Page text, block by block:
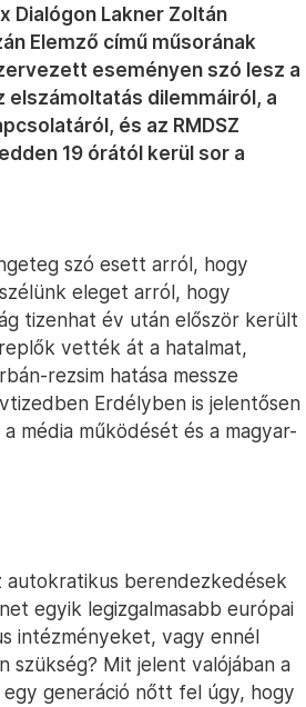
Lakner Zoltán
Elemző című műsorának
eseményen szó lesz a
dilemmáiról, a
és az RMDSZ
19 órától kerül sor a
szó esett arról, hogy
eleget arról, hogy
tizenhat év után először került
vették át a hatalmat,
rezsim hatása messze
Erdélyben is jelentősen
média működését és a magyar-
berendezkedések
egyik legizgalmasabb európai
intézményeket, vagy ennél
szükség? Mit jelent valójában a
generáció nőtt fel úgy, hogy